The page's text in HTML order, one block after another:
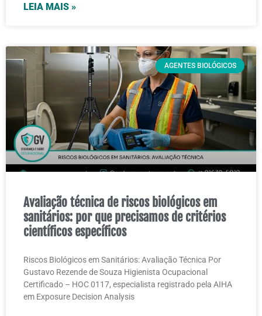
LEIA MAIS »
AGENTES BIOLÓGICOS
Avaliação técnica de riscos biológicos em
sanitários: por que precisamos de critérios
científicos específicos
Riscos Biológicos em Sanitários: Avaliação Técnica Por
Gustavo Rezende de Souza Higienista Ocupacional
Certificado – HOC 0117, especialista registrado pela AIHA
em Exposure Decision Analysis